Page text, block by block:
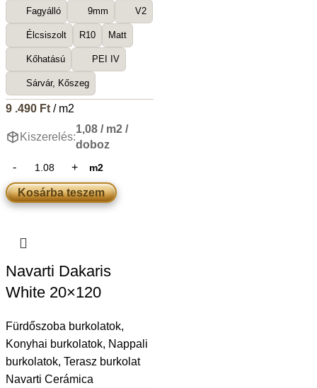
Fagyálló 9mm V2
Élcsiszolt R10 Matt
Kőhatású PEI IV
Sárvár, Kőszeg
9 .490 Ft/ m2
Kiszerelés:
1,08 / m2 /
doboz
m2
Kosárba teszem
Navarti Dakaris
White 20×120
Fürdőszoba burkolatok,
Konyhai burkolatok, Nappali
burkolatok, Terasz burkolat
Navarti Cerámica